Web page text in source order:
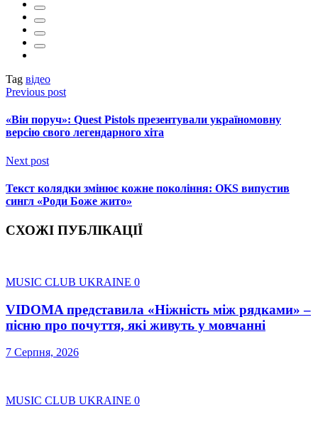
Tag відео
Previous post
«Він поруч»: Quest Pistols презентували україномовну
версію свого легендарного хіта
Next post
Текст колядки змінює кожне покоління: OKS випустив
сингл «Роди Боже жито»
СХОЖІ ПУБЛІКАЦІЇ
MUSIC CLUB UKRAINE 0
VIDOMA представила «Ніжність між рядками» –
пісню про почуття, які живуть у мовчанні
7 Серпня, 2026
MUSIC CLUB UKRAINE 0